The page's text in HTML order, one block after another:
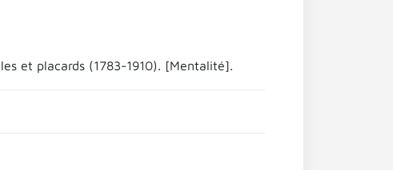
et placards (1783-1910). [Mentalité].